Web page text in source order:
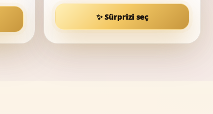
✨ Sürprizi seç